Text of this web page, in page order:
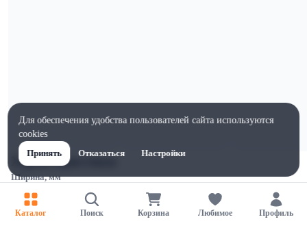
Характеристики
Ширина, мм
100
Высота, мм
Каталог Поиск Корзина Любимое Профиль
Для обеспечения удобства пользователей сайта используются
cookies
Принять
Отказаться Настройки